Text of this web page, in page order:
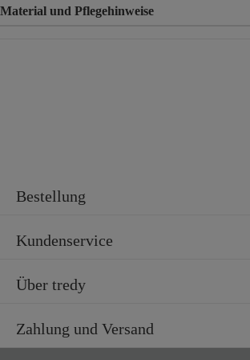
Material und Pflegehinweise
Bestellung
Kundenservice
Über tredy
Zahlung und Versand